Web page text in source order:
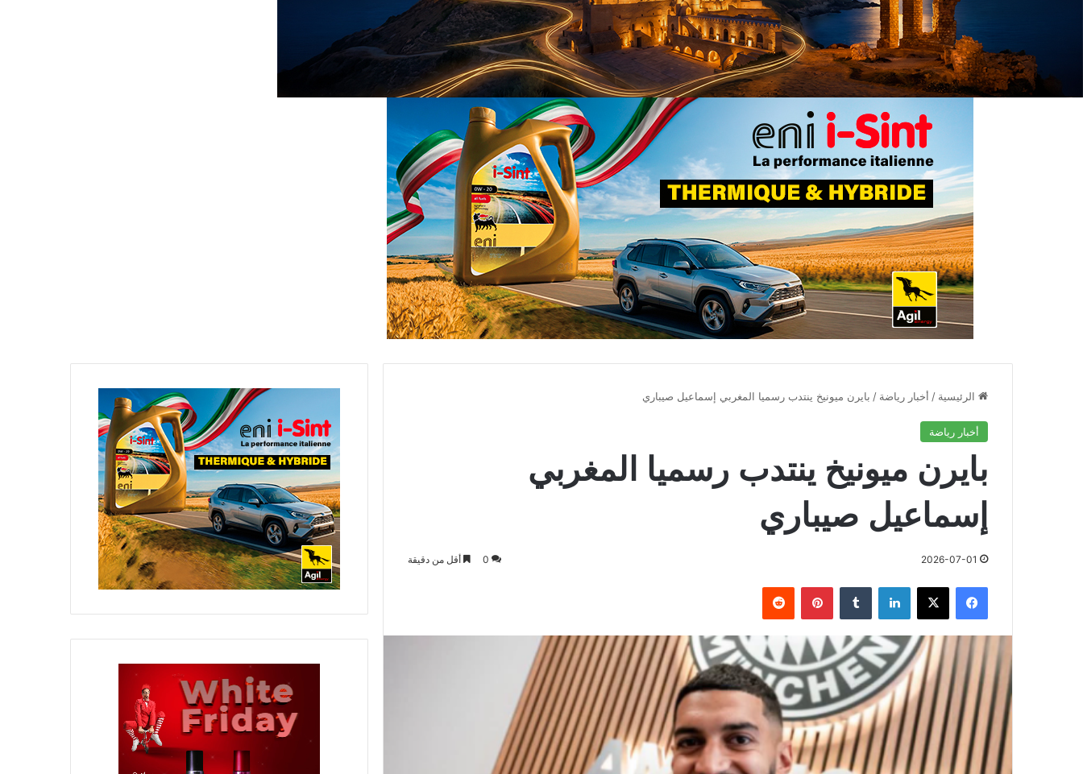
الرئيسية / أخبار رياضة / بايرن ميونيخ ينتدب رسميا المغربي إسماعيل صيباري
أخبار رياضة
بايرن ميونيخ ينتدب رسميا المغربي
إسماعيل صيباري
2026-07-01
0 أقل من دقيقة
فيسبوك X لينكدإن بينتيريست